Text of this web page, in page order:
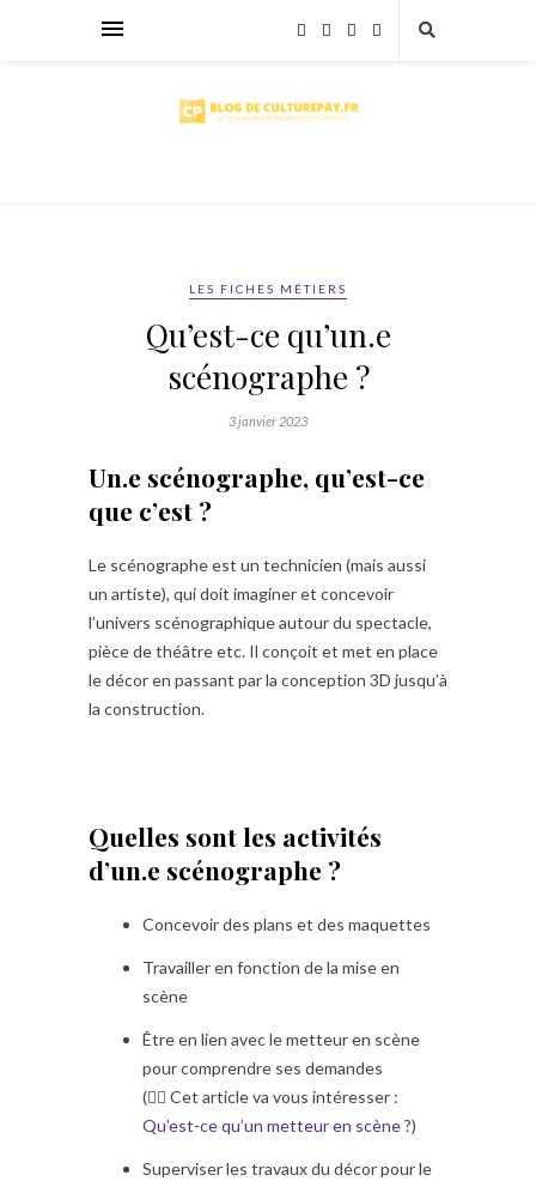
LES FICHES MÉTIERS
Qu’est-ce qu’un.e
scénographe ?
3 janvier 2023
Un.e scénographe, qu’est-ce
que c’est ?
Le scénographe est un technicien (mais aussi
un artiste), qui doit imaginer et concevoir
l’univers scénographique autour du spectacle,
pièce de théâtre etc. Il conçoit et met en place
le décor en passant par la conception 3D jusqu’à
la construction.
Quelles sont les activités
d’un.e scénographe ?
Concevoir des plans et des maquettes
Travailler en fonction de la mise en
scène
Être en lien avec le metteur en scène
pour comprendre ses demandes
(👉🏼 Cet article va vous intéresser :
Qu’est-ce qu’un metteur en scène ?)
Superviser les travaux du décor pour le